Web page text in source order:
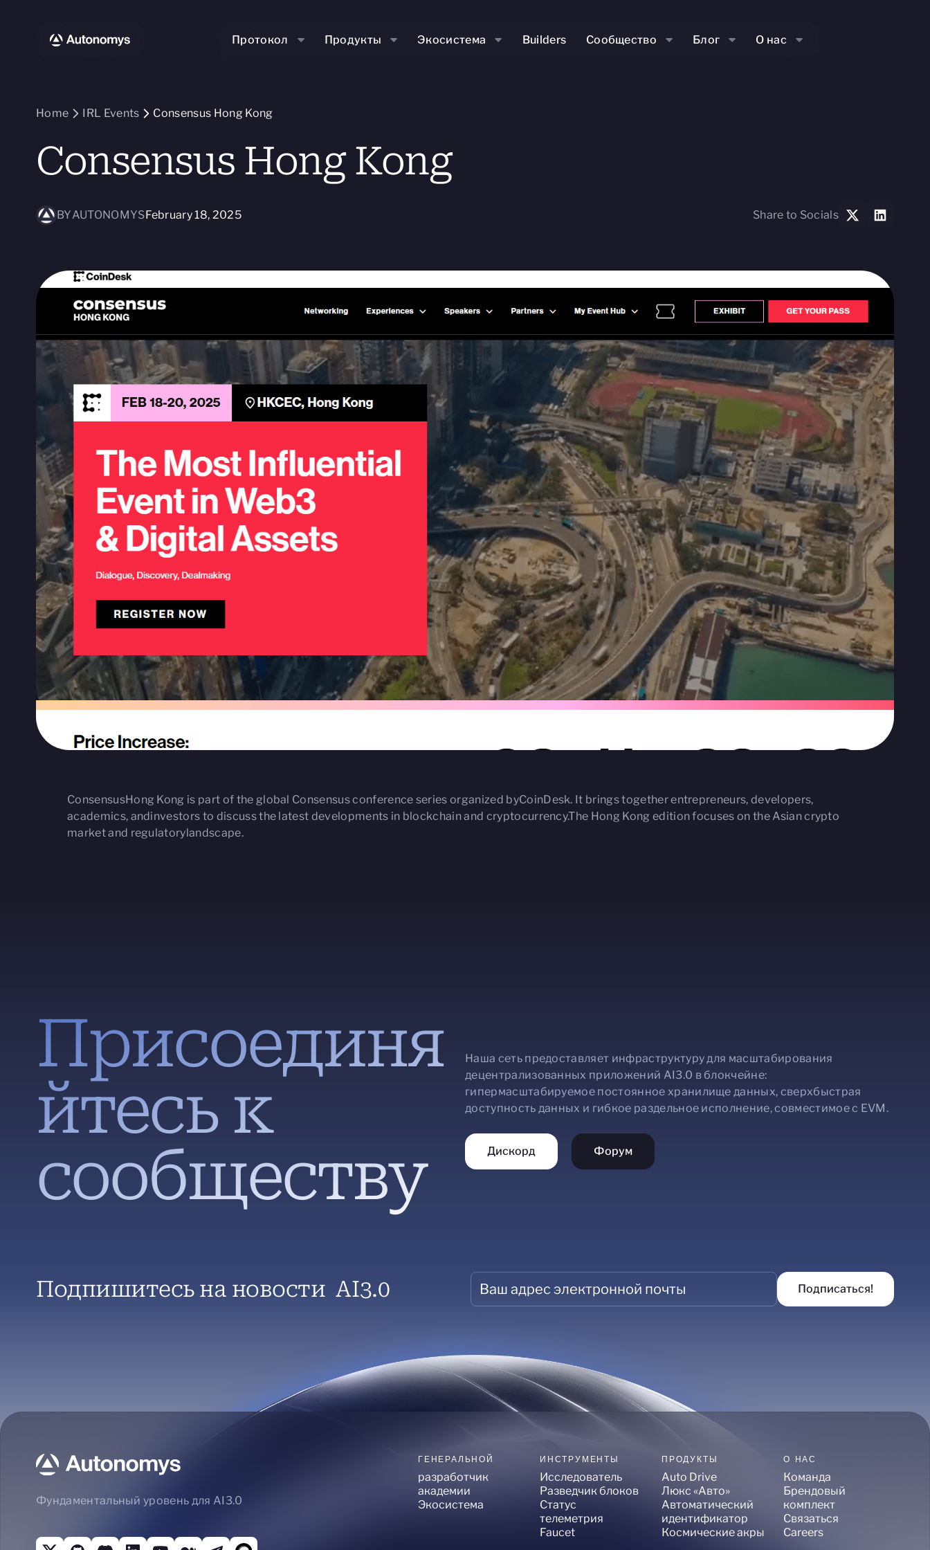
Протокол Продукты Экосистема Builders Сообщество Блог О нас
Home IRL Events Consensus Hong Kong
Consensus Hong Kong
BYAUTONOMYSFebruary 18, 2025 Share to Socials
ConsensusHong Kong is part of the global Consensus conference series organized byCoinDesk. It brings together entrepreneurs, developers,
academics, andinvestors to discuss the latest developments in blockchain and cryptocurrency.The Hong Kong edition focuses on the Asian crypto
market and regulatorylandscape.
Присоединя
йтесь к
сообществу
Наша сеть предоставляет инфраструктуру для масштабирования
децентрализованных приложений AI3.0 в блокчейне:
гипермасштабируемое постоянное хранилище данных, сверхбыстрая
доступность данных и гибкое раздельное исполнение, совместимое с EVM.
Дискорд Форум
Подпишитесь на новости AI3.0
Фундаментальный уровень для AI3.0
ГЕНЕРАЛЬНОЙ
разработчик
академии
Экосистема
ИНСТРУМЕНТЫ
Исследователь
Разведчик блоков
Статус
телеметрия
Faucet
ПРОДУКТЫ
Auto Drive
Люкс «Авто»
Автоматический
идентификатор
Космические акры
О НАС
Команда
Брендовый
комплект
Связаться
Careers